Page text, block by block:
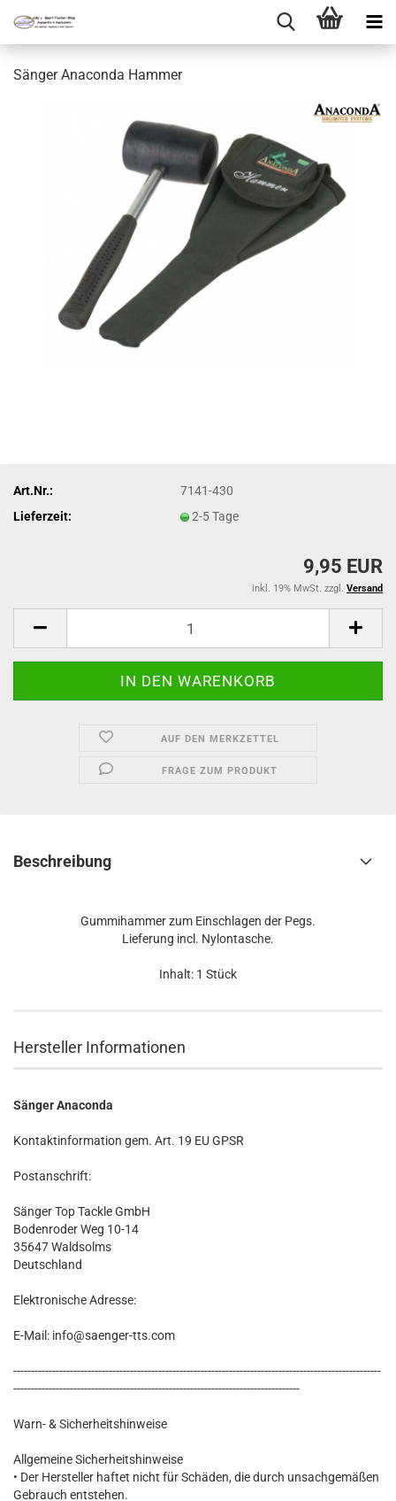
Sänger Anaconda Hammer
Art.Nr.:
7141-430
Lieferzeit:
2-5 Tage
9,95 EUR
inkl. 19% MwSt. zzgl. Versand
AUF DEN MERKZETTEL
FRAGE ZUM PRODUKT
Beschreibung
Gummihammer zum Einschlagen der Pegs.
Lieferung incl. Nylontasche.
Inhalt: 1 Stück
Hersteller Informationen
Sänger Anaconda
Kontaktinformation gem. Art. 19 EU GPSR
Postanschrift:
Sänger Top Tackle GmbH
Bodenroder Weg 10-14
35647 Waldsolms
Deutschland
Elektronische Adresse:
E-Mail: info@saenger-tts.com
--------------------------------------------------------------------------------------------------------
---------------------------------------------------------------------------------
Warn- & Sicherheitshinweise
Allgemeine Sicherheitshinweise
• Der Hersteller haftet nicht für Schäden, die durch unsachgemäßen
Gebrauch entstehen.